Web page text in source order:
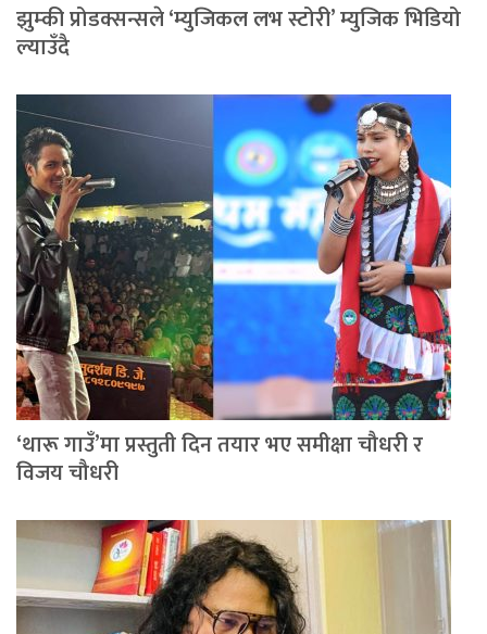
झुम्की प्रोडक्सन्सले ‘म्युजिकल लभ स्टोरी’ म्युजिक भिडियो
ल्याउँदै
‘थारू गाउँ’मा प्रस्तुती दिन तयार भए समीक्षा चौधरी र
विजय चौधरी